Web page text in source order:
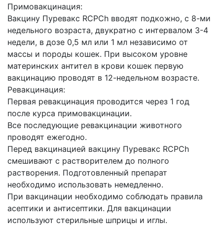
Примовакцинация:
Вакцину Пуревакс RCPCh вводят подкожно, с 8-ми
недельного возраста, двукратно с интервалом 3-4
недели, в дозе 0,5 мл или 1 мл независимо от
массы и породы кошек. При высоком уровне
материнских антител в крови кошек первую
вакцинацию проводят в 12-недельном возрасте.
Ревакцинация:
Первая ревакцинация проводится через 1 год
после курса примовакцинации.
Все последующие ревакцинации животного
проводят ежегодно.
Перед вакцинацией вакцину Пуревакс RCPCh
смешивают с растворителем до полного
растворения. Подготовленный препарат
необходимо использовать немедленно.
При вакцинации необходимо соблюдать правила
асептики и антисептики. Для вакцинации
используют стерильные шприцы и иглы.